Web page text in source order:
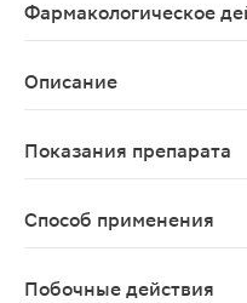
Фармакологическое
Описание
Показания препарата
Способ применения
Побочные действия